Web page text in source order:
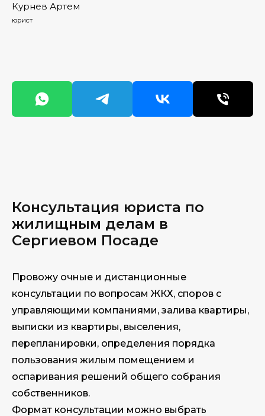
Курнев Артем
юрист
Консультация юриста по
жилищным делам в
Сергиевом Посаде
Провожу очные и дистанционные
консультации по вопросам ЖКХ, споров с
управляющими компаниями, залива квартиры,
выписки из квартиры, выселения,
перепланировки, определения порядка
пользования жилым помещением и
оспаривания решений общего собрания
собственников.
Формат консультации можно выбрать